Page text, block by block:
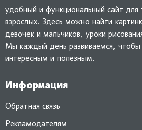
удобный и функциональный сайт для
взрослых. Здесь можно найти
девочек и мальчиков, уроки
Мы каждый день развиваемся,
интересным и полезным.
Информация
Обратная связь
Рекламодателям